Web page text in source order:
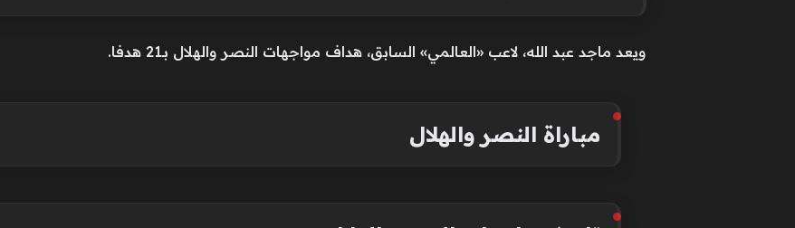
ويعد ماجد عبد الله، لاعب «العالمي» السابق، هداف مواجهات النصر والهلال بـ21 هدفا.
مباراة النصر والهلال